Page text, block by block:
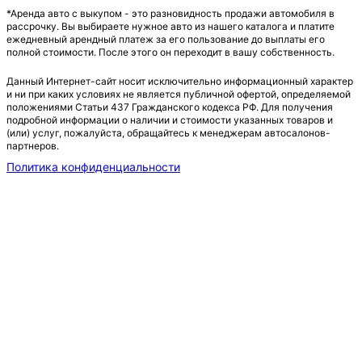
*Аренда авто с выкупом - это разновидность продажи автомобиля в
рассрочку. Вы выбираете нужное авто из нашего каталога и платите
ежедневный арендный платеж за его пользование до выплаты его
полной стоимости. После этого он переходит в вашу собственность.
Данный Интернет-сайт носит исключительно информационный характер
и ни при каких условиях не является публичной офертой, определяемой
положениями Статьи 437 Гражданского кодекса РФ. Для получения
подробной информации о наличии и стоимости указанных товаров и
(или) услуг, пожалуйста, обращайтесь к менеджерам автосалонов-
партнеров.
Политика конфиденциальности